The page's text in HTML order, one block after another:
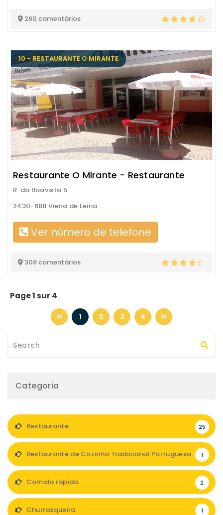
260 comentários
10 - RESTAURANTE O MIRANTE
Restaurante O Mirante - Restaurante
R. da Boavista 5
2430-688 Vieira de Leiria
Ver número de telefone
308 comentários
Page 1 sur 4
1 2 3 4
Categoria
Restaurante 25
Restaurante de Cozinha Tradicional Portuguesa 1
Comida rápida 2
Churrasqueira 1